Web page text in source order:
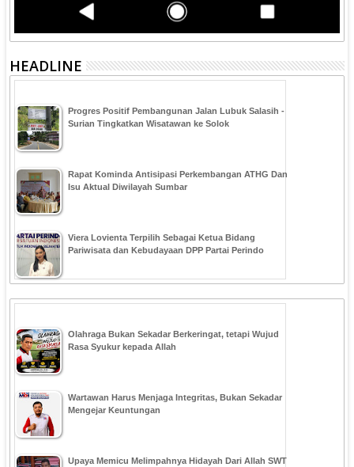
HEADLINE
Progres Positif Pembangunan Jalan Lubuk Salasih -
Surian Tingkatkan Wisatawan ke Solok
Rapat Kominda Antisipasi Perkembangan ATHG Dan
Isu Aktual Diwilayah Sumbar
Viera Lovienta Terpilih Sebagai Ketua Bidang
Pariwisata dan Kebudayaan DPP Partai Perindo
Olahraga Bukan Sekadar Berkeringat, tetapi Wujud
Rasa Syukur kepada Allah
Wartawan Harus Menjaga Integritas, Bukan Sekadar
Mengejar Keuntungan
Upaya Memicu Melimpahnya Hidayah Dari Allah SWT